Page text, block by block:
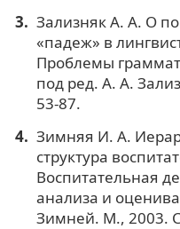
Зализняк А. А. О
«падеж» в
Проблемы
под ред. А. А.
53-87.
Зимняя И. А.
структура
Воспитательная
анализа и
Зимней. М., 2003.